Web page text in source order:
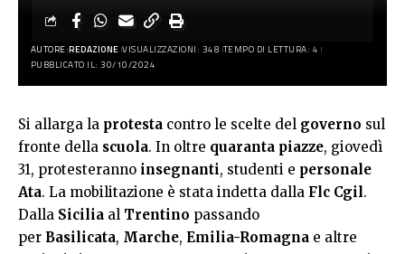
AUTORE:REDAZIONE VISUALIZZAZIONI: 348 TEMPO DI LETTURA: 4
PUBBLICATO IL: 30/10/2024
Si allarga la protesta contro le scelte del governo sul
fronte della scuola. In oltre quaranta piazze, giovedì
31, protesteranno insegnanti, studenti e personale
Ata. La mobilitazione è stata indetta dalla Flc Cgil.
Dalla Sicilia al Trentino passando
per Basilicata, Marche, Emilia-Romagna e altre